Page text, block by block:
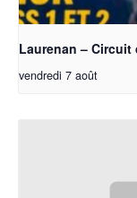
Laurenan – Circuit
vendredi 7 août